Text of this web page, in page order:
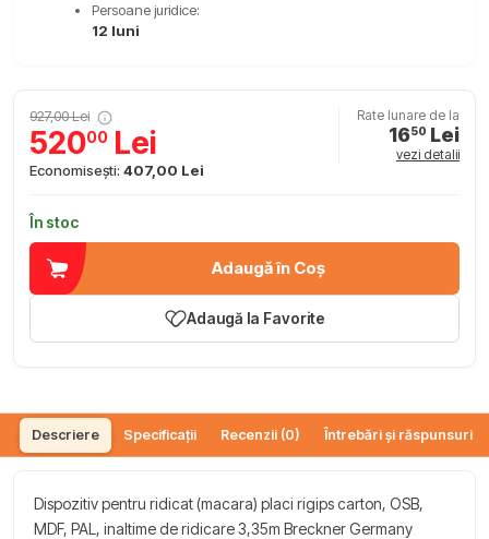
Persoane juridice:
12 luni
927,00 Lei
52000 Lei
Economisești: 407,00 Lei
Rate lunare de la
1650 Lei
vezi detalii
În stoc
Adaugă în Coș
Adaugă la Favorite
Descriere Specificații Recenzii (0) Întrebări și răspunsuri
Dispozitiv pentru ridicat (macara) placi rigips carton, OSB,
MDF, PAL, inaltime de ridicare 3,35m Breckner Germany